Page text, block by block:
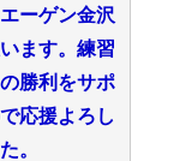
ーゲン金沢
ます。練習
勝利をサポ
応援よろし
。